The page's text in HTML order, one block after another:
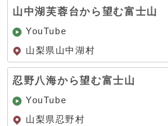
山中湖芙蓉台から望む富士山
YouTube
山梨県山中湖村
忍野八海から望む富士山
YouTube
山梨県忍野村